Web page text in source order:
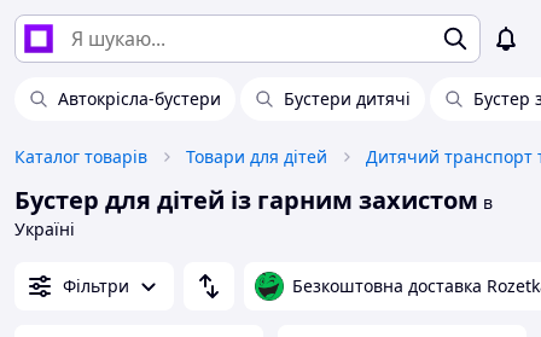
Автокрісла-бустери Бустери дитячі Бустер
Каталог товарів Товари для дітей Дитячий транспорт
Бустер для дітей із гарним захистом в
Україні
Фільтри Безкоштовна доставка